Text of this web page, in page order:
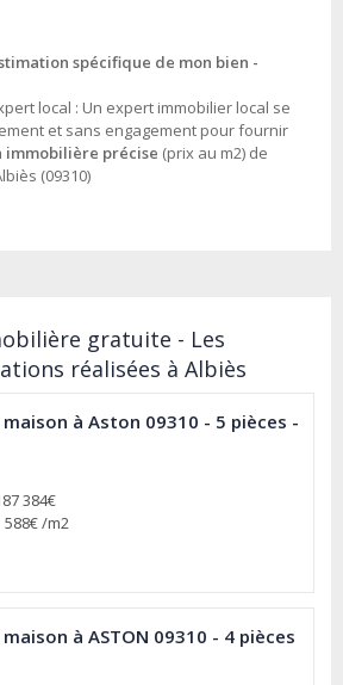
spécifique de mon bien -
local : Un expert immobilier local se
et sans engagement pour fournir
immobilière précise (prix au m2) de
(09310)
gratuite - Les
réalisées à Albiès
à Aston 09310 - 5 pièces -
384€
/m2
à ASTON 09310 - 4 pièces